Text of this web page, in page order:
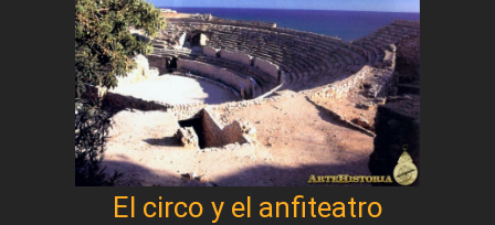
El circo y el anfiteatro